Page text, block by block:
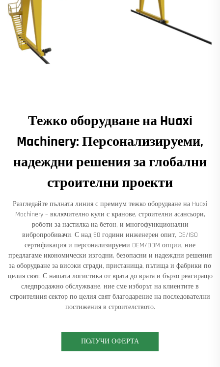
Тежко оборудване на Huaxi
Machinery: Персонализируеми,
надеждни решения за глобални
строителни проекти
Разгледайте пълната линия с премиум тежко оборудване на Huaxi
Machinery – включително кули с кранове, строителни асансьори,
роботи за настилка на бетон, и многофункционални
вибропробивачи. С над 50 години инженерен опит, CE/ISO
сертификация и персонализируеми OEM/ODM опции, ние
предлагаме икономически изгодни, безопасни и надеждни решения
за оборудване за високи сгради, пристанища, пътища и фабрики по
целия свят. С нашата логистика от врата до врата и бързо реагиращо
следпродажно обслужване, ние сме изборът на клиентите в
строителния сектор по целия свят благодарение на последователни
постижения в строителството.
ПОЛУЧИ ОФЕРТА